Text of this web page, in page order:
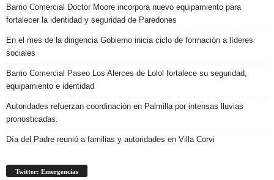
Barrio Comercial Doctor Moore incorpora nuevo equipamiento para
fortalecer la identidad y seguridad de Paredones
En el mes de la dirigencia Gobierno inicia ciclo de formación a líderes
sociales
Barrio Comercial Paseo Los Alerces de Lolol fortalece su seguridad,
equipamiento e identidad
Autoridades refuerzan coordinación en Palmilla por intensas lluvias
pronosticadas.
Día del Padre reunió a familias y autoridades en Villa Corvi
Twitter: Emergencias